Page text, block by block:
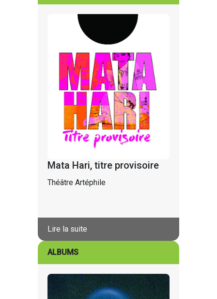
Mata Hari, titre provisoire
Théâtre Artéphile
Lire la suite
ALBUMS